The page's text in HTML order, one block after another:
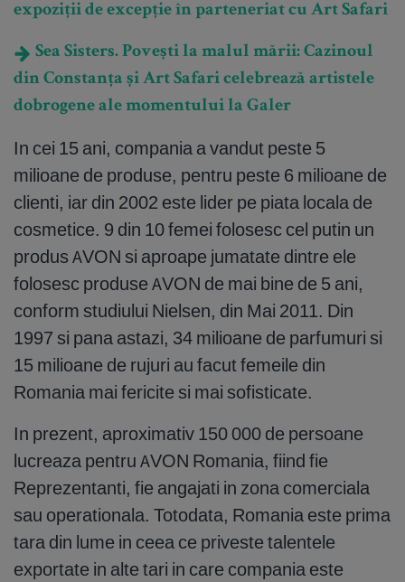
expoziții de excepție în parteneriat cu Art Safari
Sea Sisters. Povești la malul mării: Cazinoul
din Constanța și Art Safari celebrează artistele
dobrogene ale momentului la Galer
In cei 15 ani, compania a vandut peste 5
milioane de produse, pentru peste 6 milioane de
clienti, iar din 2002 este lider pe piata locala de
cosmetice. 9 din 10 femei folosesc cel putin un
produs AVON si aproape jumatate dintre ele
folosesc produse AVON de mai bine de 5 ani,
conform studiului Nielsen, din Mai 2011. Din
1997 si pana astazi, 34 milioane de parfumuri si
15 milioane de rujuri au facut femeile din
Romania mai fericite si mai sofisticate.
In prezent, aproximativ 150 000 de persoane
lucreaza pentru AVON Romania, fiind fie
Reprezentanti, fie angajati in zona comerciala
sau operationala. Totodata, Romania este prima
tara din lume in ceea ce priveste talentele
exportate in alte tari in care compania este